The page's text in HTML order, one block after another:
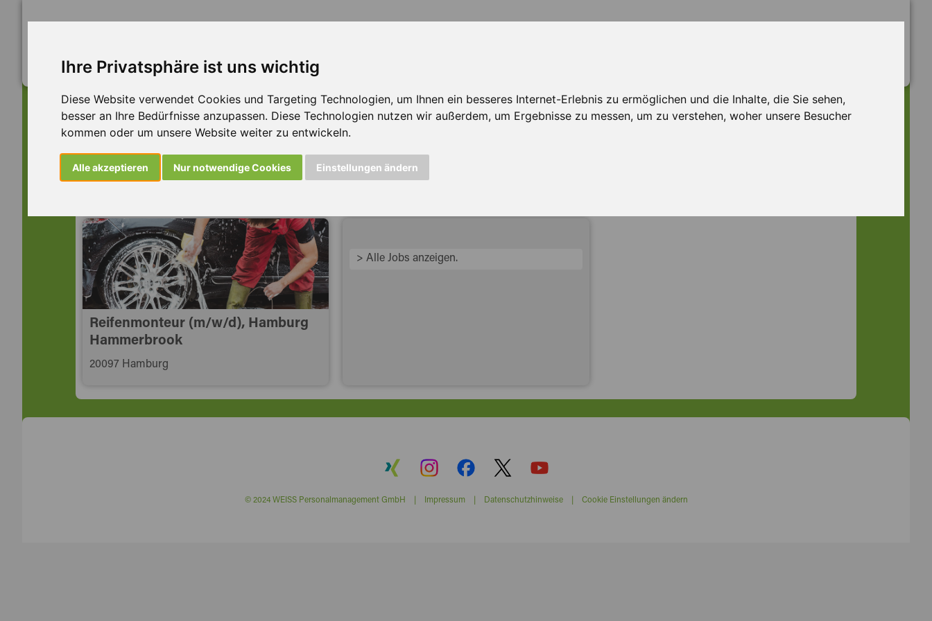
Ihre Privatsphäre ist uns wichtig
Diese Website verwendet Cookies und Targeting Technologien, um Ihnen ein besseres Internet-Erlebnis zu ermöglichen und die Inhalte, die Sie sehen,
besser an Ihre Bedürfnisse anzupassen. Diese Technologien nutzen wir außerdem, um Ergebnisse zu messen, um zu verstehen, woher unsere Besucher
kommen oder um unsere Website weiter zu entwickeln.
Alle akzeptieren Nur notwendige Cookies Einstellungen ändern
Dieser Job ist leider nicht mehr verfügbar ...
... aber vielleicht ist hier etwas dabei:
Reifenmonteur (m/w/d), Hamburg
Hammerbrook
20097 Hamburg
> Alle Jobs anzeigen.
© 2024 WEISS Personalmanagement GmbH | Impressum| Datenschutzhinweise| Cookie Einstellungen ändern